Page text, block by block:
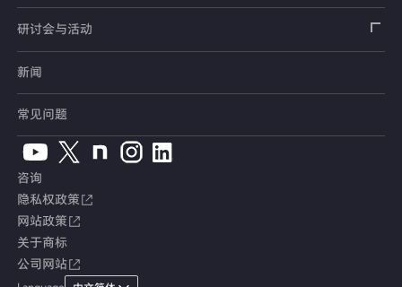
倾斜计
钢筋计
应力计
接缝计
手刹・变速杆操作力传感器
人体假人传感器
指示器和显示器
校验器
测量系统
交通系统（铁路）
汽车用测量系统
土木用测量系统
试验装置、系统
电桥盒
电缆・接头
附件
产品、服务Topics
定制产品
停产产品
看视频了解仪器的使用方法
产品目录、资料下载
停产产品一览
销售网络
常见问题
产品目录
使用说明书
CAD数据
软件版本升级
综合产品目录
安全数据表（SDS）
研讨会与活动
展览会
新闻
常见问题
咨询
隐私权政策
网站政策
关于商标
公司网站